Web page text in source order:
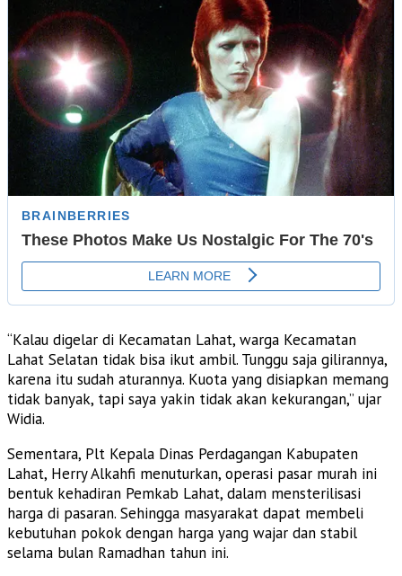
“Kalau digelar di Kecamatan Lahat, warga Kecamatan
Lahat Selatan tidak bisa ikut ambil. Tunggu saja gilirannya,
karena itu sudah aturannya. Kuota yang disiapkan memang
tidak banyak, tapi saya yakin tidak akan kekurangan,” ujar
Widia.
Sementara, Plt Kepala Dinas Perdagangan Kabupaten
Lahat, Herry Alkahfi menuturkan, operasi pasar murah ini
bentuk kehadiran Pemkab Lahat, dalam mensterilisasi
harga di pasaran. Sehingga masyarakat dapat membeli
kebutuhan pokok dengan harga yang wajar dan stabil
selama bulan Ramadhan tahun ini.